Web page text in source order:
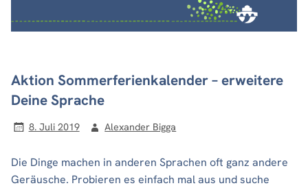
Aktion Sommerferienkalender – erweitere
Deine Sprache
8. Juli 2019 Alexander Bigga
Die Dinge machen in anderen Sprachen oft ganz andere
Geräusche. Probieren es einfach mal aus und suche